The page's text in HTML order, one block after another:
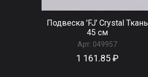
Подвеска 'FJ' Сrystal Ткань
45 см
Арт: 049957
1 161.85 ₽